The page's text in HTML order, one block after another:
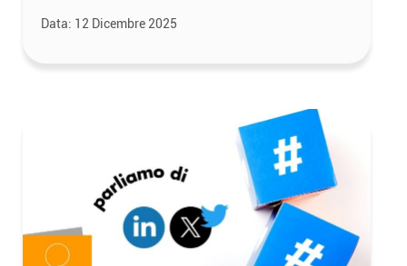
Data: 12 Dicembre 2025